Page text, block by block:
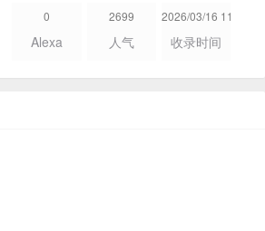
0
Alexa
2699
人气
2026/03/16 11:18:06
收录时间